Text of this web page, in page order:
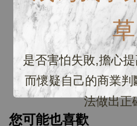
是否害怕失敗,擔心
而懷疑自己的商業
法做出正
總共有 0個評價
您可能也喜歡